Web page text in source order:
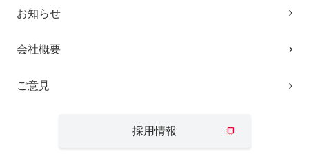
お知らせ
会社概要
ご意見
採用情報